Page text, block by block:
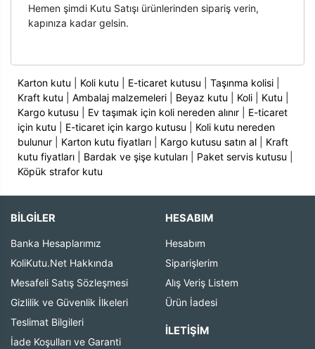
Hemen şimdi Kutu Satışı ürünlerinden sipariş verin,
kapınıza kadar gelsin.
Karton kutu Koli kutu E-ticaret kutusu Taşınma kolisi|
Kraft kutu
Ambalaj malzemeleri| Beyaz kutu Koli| Kutu
Kargo kutusu
Ev taşımak için koli nereden alınır| E-ticaret
için kutu
E-ticaret için kargo kutusu
Koli kutu nereden
bulunur| Karton kutu fiyatları| Kargo kutusu satın al| Kraft
kutu fiyatları| Bardak ve şişe kutuları| Paket servis kutusu
Köpük strafor kutu
BİLGİLER
Banka Hesaplarımız
KoliKutu.Net Hakkında
Mesafeli Satış Sözleşmesi
Gizlilik ve Güvenlik İlkeleri
Teslimat Bilgileri
İade Koşulları ve Garanti
HESABIM
Hesabım
Siparişlerim
Alış Veriş Listem
Ürün İadesi
İLETIŞIM